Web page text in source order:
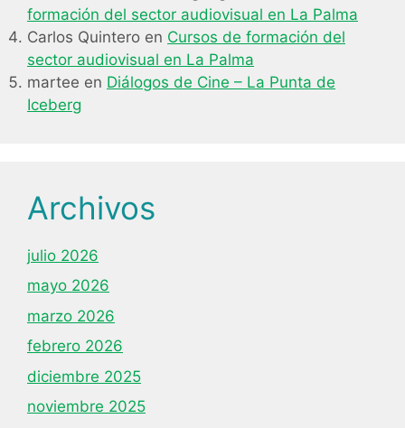
formación del sector audiovisual en La Palma
Carlos Quintero en Cursos de formación del
sector audiovisual en La Palma
martee en Diálogos de Cine – La Punta de
Iceberg
Archivos
julio 2026
mayo 2026
marzo 2026
febrero 2026
diciembre 2025
noviembre 2025